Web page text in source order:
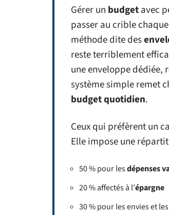
Gérer un budgetavec
passer au crible
méthode dite des
reste terriblement
une enveloppe dédiée,
système simple remet
budget quotidien.
Ceux qui préfèrent un
Elle impose une
50 % pour lesdépenses
20 % affectés à l’épargne
30 % pour les envies et